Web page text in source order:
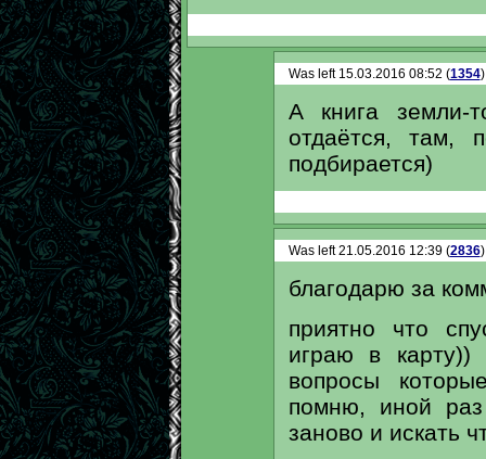
Was left 15.03.2016 08:52 (1354)
А книга земли-
отдаётся, там,
подбирается)
Was left 21.05.2016 12:39 (2836)
благодарю за
приятно что
играю в карту))
вопросы
помню, иной раз
заново и искать